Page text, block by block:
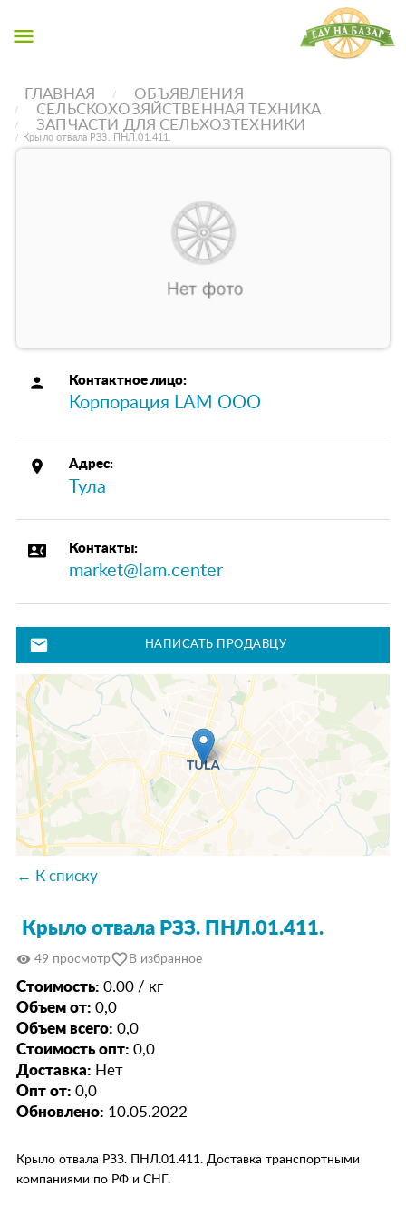
menu
ГЛАВНАЯ
ОБЪЯВЛЕНИЯ
СЕЛЬСКОХОЗЯЙСТВЕННАЯ ТЕХНИКА
ЗАПЧАСТИ ДЛЯ СЕЛЬХОЗТЕХНИКИ
Крыло отвала РЗЗ. ПНЛ.01.411.
person Контактное лицо:
Корпорация LAM ООО
place Адрес:
Тула
contact_phone Контакты:
market@lam.center
mail НАПИСАТЬ ПРОДАВЦУ
← К списку
Крыло отвала РЗЗ. ПНЛ.01.411.
visibility 49 просмотрfavorite_border В избранное
Стоимость: 0.00 / кг
Объем от: 0,0
Объем всего: 0,0
Стоимость опт: 0,0
Доставка: Нет
Опт от: 0,0
Обновлено: 10.05.2022
Крыло отвала РЗЗ. ПНЛ.01.411. Доставка транспортными
компаниями по РФ и СНГ.